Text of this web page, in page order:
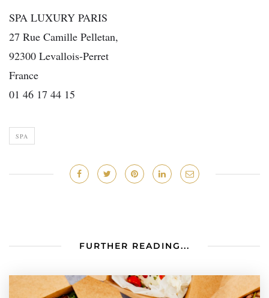
SPA LUXURY PARIS
27 Rue Camille Pelletan,
92300 Levallois-Perret
France
01 46 17 44 15
SPA
FURTHER READING...